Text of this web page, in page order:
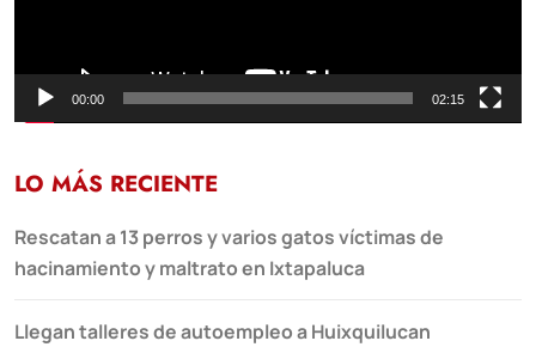
00:00 02:15
LO MÁS RECIENTE
Rescatan a 13 perros y varios gatos víctimas de
hacinamiento y maltrato en Ixtapaluca
Llegan talleres de autoempleo a Huixquilucan